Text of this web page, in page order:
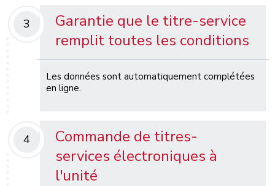
3
Garantie que le titre-service
remplit toutes les conditions
Les données sont automatiquement complétées
en ligne.
4
Commande de titres-
services électroniques à
l'unité